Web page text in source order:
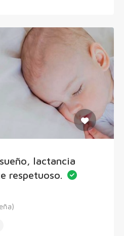
lactancia
respetuoso.